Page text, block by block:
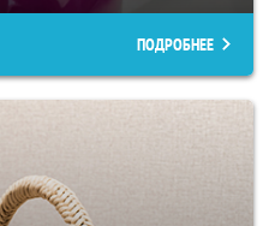
ПОДРОБНЕЕ